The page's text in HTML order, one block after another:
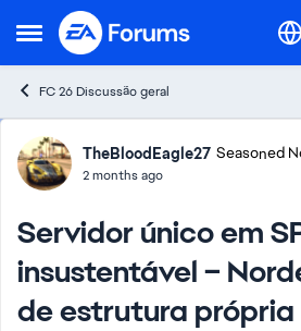
Open Side Menu
Skip to content
FC 26 Discussão geral
Forum Discussion
TheBloodEagle27 Seasoned
2 months ago
Servidor único em
insustentável –
de estrutura própria